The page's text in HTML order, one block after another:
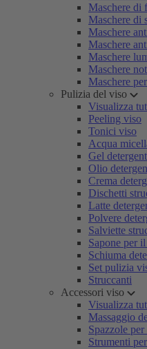
Maschere di
Maschere di
Maschere
Maschere
Maschere
Maschere
Maschere
Pulizia del viso
Visualizza
Peeling viso
Tonici viso
Acqua
Gel
Olio
Crema
Dischetti
Latte
Polvere
Salviette
Sapone per
Schiuma
Set pulizia
Struccanti
Accessori viso
Visualizza
Massaggio
Spazzole
Strumenti